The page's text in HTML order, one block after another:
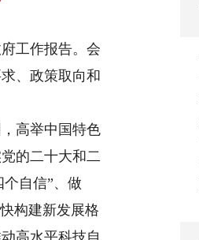
工作报告。会
、政策取向和
高举中国特色
的二十大和二
自信”、做
构建新发展格
高水平科技自